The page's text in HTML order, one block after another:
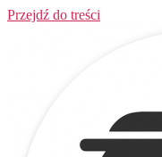
Przejdź do treści